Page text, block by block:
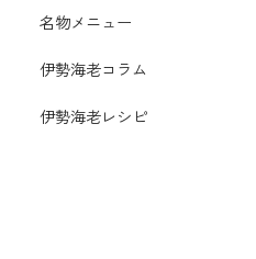
名物メニュー
伊勢海老コラム
伊勢海老レシピ